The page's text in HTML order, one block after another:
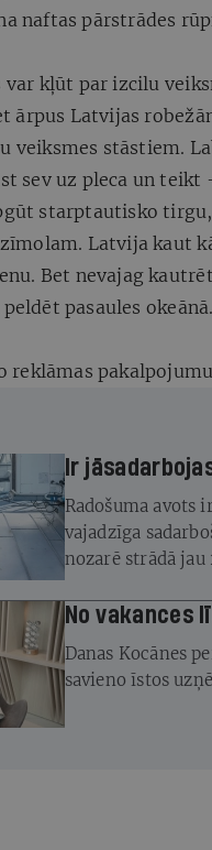
naftas pārstrādes
var kļūt par izcilu
ārpus Latvijas
veiksmes stāstiem.
sev uz pleca un teikt
starptautisko
Latvija kaut
Bet nevajag
pasaules okeānā.
reklāmas
Ir
Radošuma avots
vajadzīga
nozarē strādā jau
No vakances
Danas Kocānes
savieno īstos